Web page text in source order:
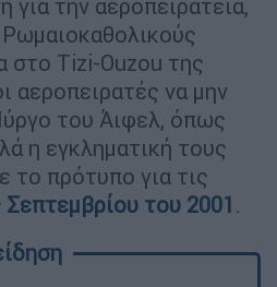
για την αεροπειρατεία,
στο Tizi-Ouzou της
αεροπειρατές να μην
του Άιφελ, όπως
η εγκληματική τους
το πρότυπο για τις
Σεπτεμβρίου του 2001 .